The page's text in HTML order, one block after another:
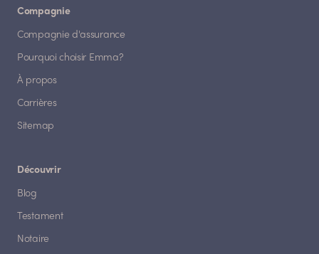
Compagnie
Compagnie d'assurance
Pourquoi choisir Emma?
À propos
Carrières
Sitemap
Découvrir
Blog
Testament
Notaire